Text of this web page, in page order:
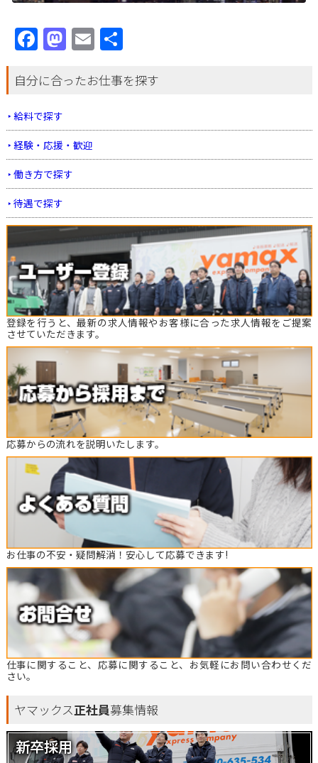
Facebook MastodonEmail
自分に合ったお仕事を探す
給料で探す
経験・応援・歓迎
働き方で探す
待遇で探す
登録を行うと、最新の求人情報やお客様に合った求人情報をご提案
させていただきます。
応募からの流れを説明いたします。
お仕事の不安・疑問解消！安心して応募できます!
仕事に関すること、応募に関すること、お気軽にお問い合わせくだ
さい。
ヤマックス正社員募集情報
新卒採用